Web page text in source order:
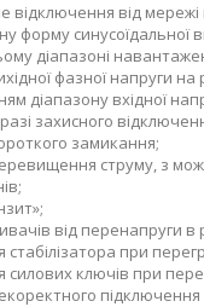
відключення від мережі
форму синусоїдальної
діапазоні
фазної напруги
діапазону вхідної
захисного
замикання;
струму, з
від перенапруги
стабілізатора при
силових ключів при
підключення